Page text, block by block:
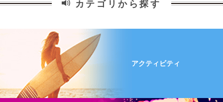
カテゴリから探す
アクティビティ